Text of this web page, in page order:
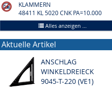
KLAMMERN
48411 KL 5020 CNK PA=10.000
Alles anzeigen ...
Aktuelle Artikel
ANSCHLAG
WINKELDREIECK
9045-T-220 (VE1)